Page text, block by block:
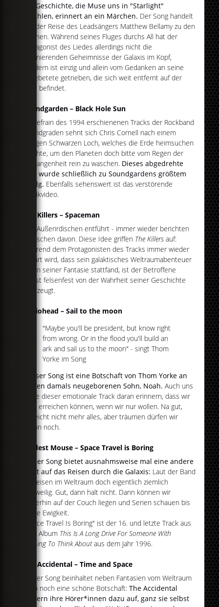
Die Geschichte, die Muse uns in "Starlight"
erzählen, erinnert an ein Märchen. Der Song handelt
von der Reise des Leadsängers Matthew Bellamy zu den
Sternen. Während seines Fluges durchs All hat der
Protagonist des Liedes allerdings nicht die
faszinierenden Geheimnisse der Galaxis im Kopf,
sondern ist einzig und allein vom Gedanken an seine
Angebetete getrieben, die sich weit entfernt auf der
Erde befindet.
Soundgarden – Black Hole Sun
Im Refrain des 1994 erschienenen Tracks der Rockband
Soundgraden sehnt sich Chris Cornell nach einem
riesigen Schwarzen Loch, welches die Erde heimsuchen
möchte, um den Planeten doch bitte vom Regen der
Vergangenheit rein zu waschen. Dieses abgedrehte
Lied wurde schließlich zu Soundgardens größtem
Erfolg. Ebenfalls sehenswert ist das verstörende
Musikvideo.
The Killers – Spaceman
Von Außerirdischen entführt - immer wieder berichten
Menschen davon. Diese Idee griffen The Killers auf:
Während dem Protagonisten des Tracks immer wieder
erklärt wird, dass sein galaktisches Weltraumabenteuer
nur in seiner Fantasie stattfand, ist der Betroffene
selbst felsenfest von der Wahrheit seiner Geschichte
überzeugt.
Radiohead – Sail to the moon
"Maybe you'll be president, but know right
from wrong. Or in the flood you'll build an
ark and sail us to the moon" - singt Thom
Yorke im Song
Dieser Song ist eine Botschaft von Thom Yorke an
seinen damals neugeborenen Sohn, Noah. Auch uns
sollte dieser emotionale Track daran erinnern, dass wir
alles erreichen können, wenn wir nur wollen. Na gut,
vielleicht nicht mehr alles, aber träumen dürfen wir
schon noch.
Modest Mouse – Space Travel is Boring
Dieser Song bietet ausnahmsweise mal eine andere
Sicht auf das Reisen durch die Galaxis: Laut der Band
ist Reisen im Weltraum doch eigentlich ziemlich
langweilig. Gut, dann halt nicht. Dann können wir
weiterhin auf der Couch liegen und Serien schauen bis
in alle Ewigkeit.
"Space Travel Is Boring" ist der 16. und letzte Track aus
dem Album This Is A Long Drive For Someone With
Nothing To Think Aboutaus dem Jahr 1996.
The Accidental – Time and Space
Dieser Song beinhaltet neben Fantasien vom Weltraum
auch noch eine schöne Botschaft:The Accidental
fordern ihre Hörer*innen dazu auf, ganz sie selbst